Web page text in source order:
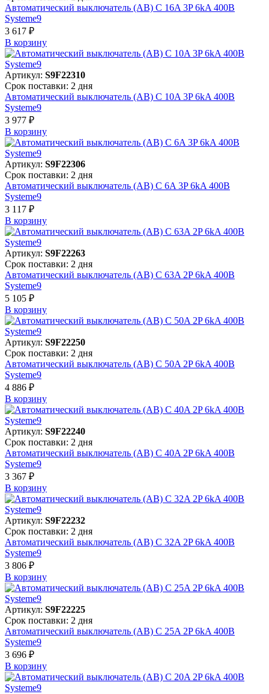
Автоматический выключатель (АВ) C 16A 3P 6kA 400В
Systeme9
3 617 ₽
В корзинy
Артикул: S9F22310
Срок поставки: 2 дня
Автоматический выключатель (АВ) C 10A 3P 6kA 400В
Systeme9
3 977 ₽
В корзинy
Артикул: S9F22306
Срок поставки: 2 дня
Автоматический выключатель (АВ) C 6A 3P 6kA 400В
Systeme9
3 117 ₽
В корзинy
Артикул: S9F22263
Срок поставки: 2 дня
Автоматический выключатель (АВ) C 63A 2P 6kA 400В
Systeme9
5 105 ₽
В корзинy
Артикул: S9F22250
Срок поставки: 2 дня
Автоматический выключатель (АВ) C 50A 2P 6kA 400В
Systeme9
4 886 ₽
В корзинy
Артикул: S9F22240
Срок поставки: 2 дня
Автоматический выключатель (АВ) C 40A 2P 6kA 400В
Systeme9
3 367 ₽
В корзинy
Артикул: S9F22232
Срок поставки: 2 дня
Автоматический выключатель (АВ) C 32A 2P 6kA 400В
Systeme9
3 806 ₽
В корзинy
Артикул: S9F22225
Срок поставки: 2 дня
Автоматический выключатель (АВ) C 25A 2P 6kA 400В
Systeme9
3 696 ₽
В корзинy